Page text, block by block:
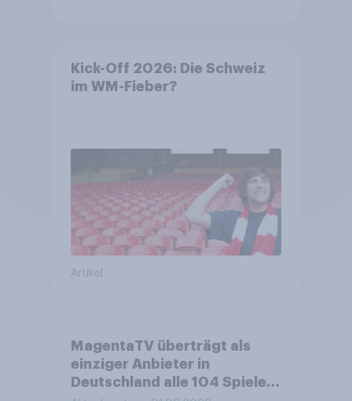
Kick-Off 2026: Die Schweiz
im WM-Fieber?​
Artikel
MagentaTV überträgt als
einziger Anbieter in
Deutschland alle 104 Spiele